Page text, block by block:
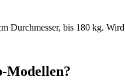
Durchmesser, bis 180 kg.
Modellen?